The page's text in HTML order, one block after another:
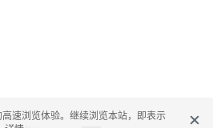
速浏览体验。继续浏览本站，即表示